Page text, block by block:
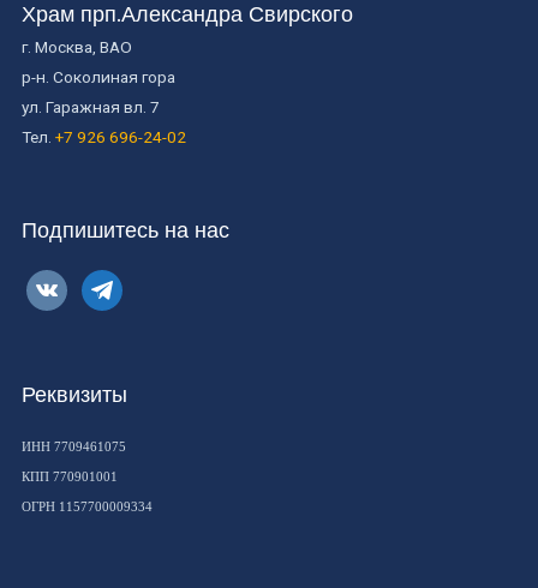
Храм прп.Александра Свирского
г. Москва, ВАО
р-н. Соколиная гора
ул. Гаражная вл. 7
Тел. +7 926 696-24-02
Подпишитесь на нас
vkontaktetelegram
Реквизиты
ИНН 7709461075
КПП 770901001
ОГРН 1157700009334